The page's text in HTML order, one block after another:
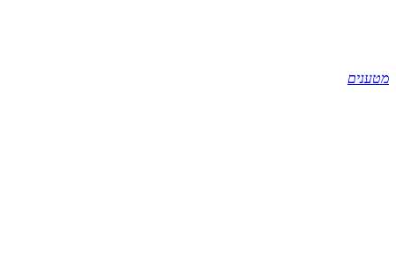
מטענים